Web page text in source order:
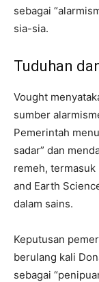
sebagai
sia-sia.
Tuduhan
Vought
sumber
Pemerintah
sadar” dan
remeh,
and Earth
dalam sains.
Keputusan
berulang kali
sebagai